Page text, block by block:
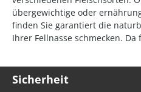
übergewichtige oder
finden Sie garantiert die
Ihrer Fellnasse schmecken.
Sicherheit